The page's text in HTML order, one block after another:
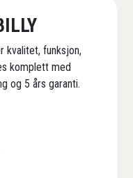
kvalitet, funksjon,
komplett med
og 5 års garanti.